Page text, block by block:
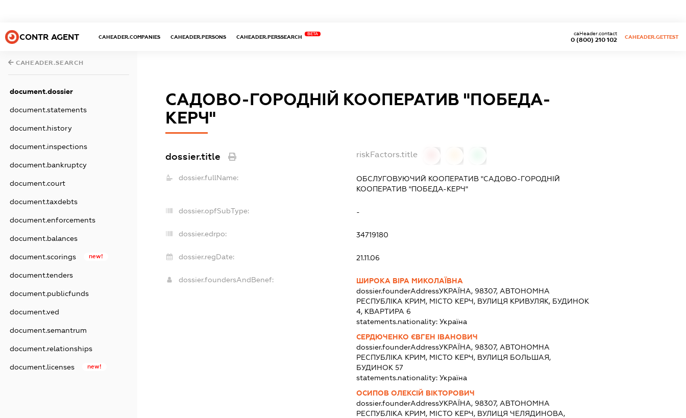
CONTR AGENT CAHEADER.COMPANIES CAHEADER.PERSONS CAHEADER.PERSSEARCH
BETA
0 (800) 210 102
caHeader.contact
CAHEADER.GETTEST
CAHEADER.SEARCH
document.dossier
document.statements
document.history
document.inspections
document.bankruptcy
document.court
document.taxdebts
document.enforcements
document.balances
document.scorings new!
document.tenders
document.publicfunds
document.ved
document.semantrum
document.relationships
document.licenses new!
САДОВО-ГОРОДНІЙ КООПЕРАТИВ "ПОБЕДА-
КЕРЧ"
dossier.title riskFactors.title
dossier.fullName:
ОБСЛУГОВУЮЧИЙ КООПЕРАТИВ "САДОВО-ГОРОДНІЙ
КООПЕРАТИВ "ПОБЕДА-КЕРЧ"
dossier.opfSubType: -
dossier.edrpo: 34719180
dossier.regDate: 21.11.06
dossier.foundersAndBenef:
ШИРОКА ВІРА МИКОЛАЇВНА
dossier.founderAddressУКРАЇНА, 98307, АВТОНОМНА
РЕСПУБЛІКА КРИМ, МІСТО КЕРЧ, ВУЛИЦЯ КРИВУЛЯК, БУДИНОК
4, КВАРТИРА 6
statements.nationality: Україна
СЕРДЮЧЕНКО ЄВГЕН ІВАНОВИЧ
dossier.founderAddressУКРАЇНА, 98307, АВТОНОМНА
РЕСПУБЛІКА КРИМ, МІСТО КЕРЧ, ВУЛИЦЯ БОЛЬШАЯ,
БУДИНОК 57
statements.nationality: Україна
ОСИПОВ ОЛЕКСІЙ ВІКТОРОВИЧ
dossier.founderAddressУКРАЇНА, 98307, АВТОНОМНА
РЕСПУБЛІКА КРИМ, МІСТО КЕРЧ, ВУЛИЦЯ ЧЕЛЯДИНОВА,